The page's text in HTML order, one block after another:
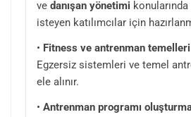
ve danışan yönetimi
isteyen katılımcılar için
• Fitness ve antrenman temelleri
Egzersiz sistemleri ve temel
ele alınır.
• Antrenman programı